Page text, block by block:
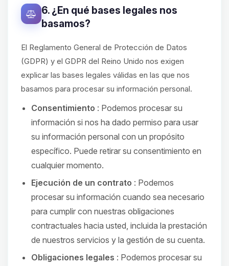
6. ¿En qué bases legales nos
basamos?
El Reglamento General de Protección de Datos
(GDPR) y el GDPR del Reino Unido nos exigen
explicar las bases legales válidas en las que nos
basamos para procesar su información personal.
Consentimiento : Podemos procesar su
información si nos ha dado permiso para usar
su información personal con un propósito
específico. Puede retirar su consentimiento en
cualquier momento.
Ejecución de un contrato : Podemos
procesar su información cuando sea necesario
para cumplir con nuestras obligaciones
contractuales hacia usted, incluida la prestación
de nuestros servicios y la gestión de su cuenta.
Obligaciones legales : Podemos procesar su